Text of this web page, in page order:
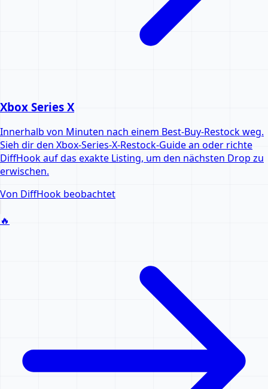
Xbox Series X
Innerhalb von Minuten nach einem Best-Buy-Restock weg.
Sieh dir den Xbox-Series-X-Restock-Guide an oder richte
DiffHook auf das exakte Listing, um den nächsten Drop zu
erwischen.
Von DiffHook beobachtet
🔥